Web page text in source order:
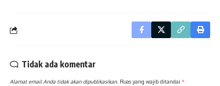
Tidak ada komentar
Alamat email Anda tidak akan dipublikasikan. Ruas yang wajib ditandai *